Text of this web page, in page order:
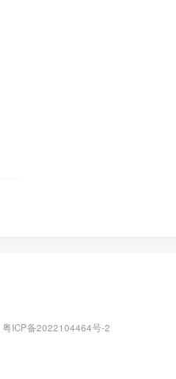
粤ICP备2022104464号-2